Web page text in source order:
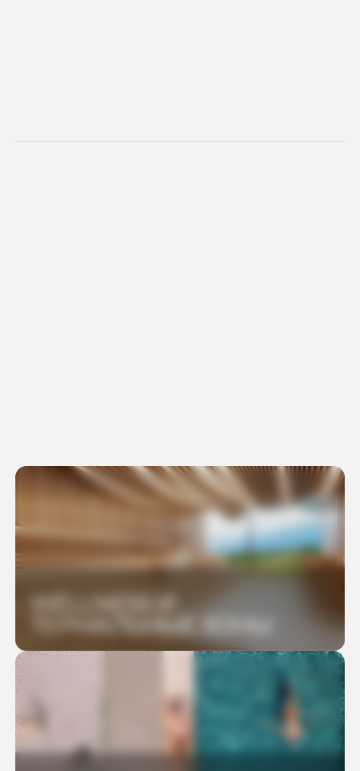
WELLNESS И
ТЕРМАЛЬНЫЕ ЗОНЫ